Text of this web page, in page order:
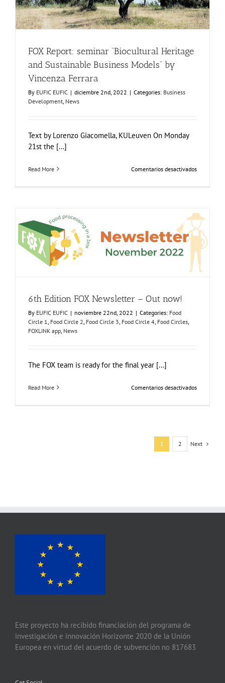
FOX Report: seminar “Biocultural Heritage
and Sustainable Business Models” by
Vincenza Ferrara
By EUFIC EUFIC | diciembre 2nd, 2022 | Categories: Business
Development News
Text by Lorenzo Giacomella, KULeuven On Monday
21st the [...]
Read More Comentarios desactivadosen
Heritage
and
Business
Models”
by
Vincenza
6th Edition FOX Newsletter – Out now!
Food Circle 1 Food Circle 2 Food Circle 3 Food Circle 4 Food
6th Edition FOX Newsletter – Out now!
By EUFIC EUFIC | noviembre 22nd, 2022 | Categories: Food
Circle 1 Food Circle 2 Food Circle 3 Food Circle 4 Food Circles
FOXLINK app News
The FOX team is ready for the final year [...]
Read More Comentarios desactivadosen
Out
1 2 Next
Este proyecto ha recibido financiación del programa de
investigación e innovación Horizonte 2020 de la Unión
Europea en virtud del acuerdo de subvención no 817683